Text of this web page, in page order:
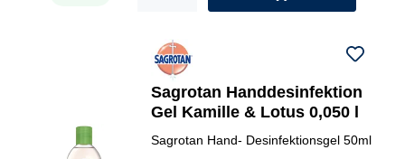
Sagrotan Handdesinfektion
Gel Kamille & Lotus 0,050 l
Sagrotan Hand- Desinfektionsgel 50ml